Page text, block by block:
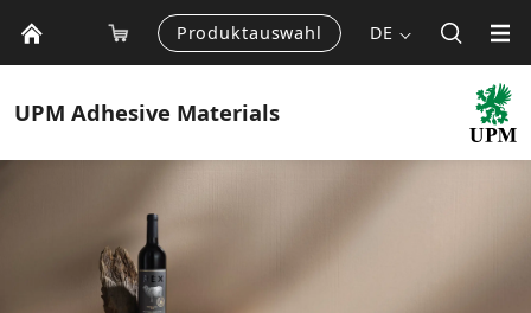
Produktauswahl DE
UPM Adhesive Materials